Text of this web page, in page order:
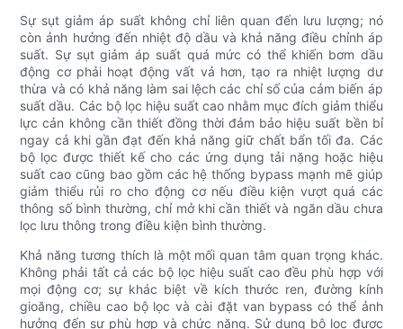
Sự sụt giảm áp suất không chỉ liên quan đến lưu lượng; nó
còn ảnh hưởng đến nhiệt độ dầu và khả năng điều chỉnh áp
suất. Sự sụt giảm áp suất quá mức có thể khiến bơm dầu
động cơ phải hoạt động vất vả hơn, tạo ra nhiệt lượng dư
thừa và có khả năng làm sai lệch các chỉ số của cảm biến áp
suất dầu. Các bộ lọc hiệu suất cao nhằm mục đích giảm thiểu
lực cản không cần thiết đồng thời đảm bảo hiệu suất bền bỉ
ngay cả khi gần đạt đến khả năng giữ chất bẩn tối đa. Các
bộ lọc được thiết kế cho các ứng dụng tải nặng hoặc hiệu
suất cao cũng bao gồm các hệ thống bypass mạnh mẽ giúp
giảm thiểu rủi ro cho động cơ nếu điều kiện vượt quá các
thông số bình thường, chỉ mở khi cần thiết và ngăn dầu chưa
lọc lưu thông trong điều kiện bình thường.
Khả năng tương thích là một mối quan tâm quan trọng khác.
Không phải tất cả các bộ lọc hiệu suất cao đều phù hợp với
mọi động cơ; sự ​​khác biệt về kích thước ren, đường kính
gioăng, chiều cao bộ lọc và cài đặt van bypass có thể ảnh
hưởng đến sự phù hợp và chức năng. Sử dụng bộ lọc được